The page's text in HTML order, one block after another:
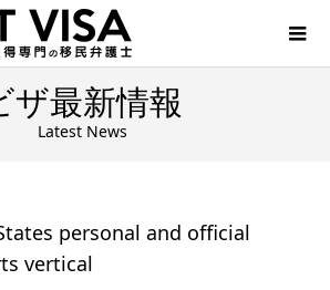
ザ最新情報
Latest News
personal and official
vertical